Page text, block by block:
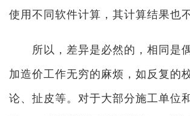
使用不同软件计算，其计算结果也
所以，差异是必然的，相同是
加造价工作无穷的麻烦，如反复的
论、扯皮等。对于大部分施工单位